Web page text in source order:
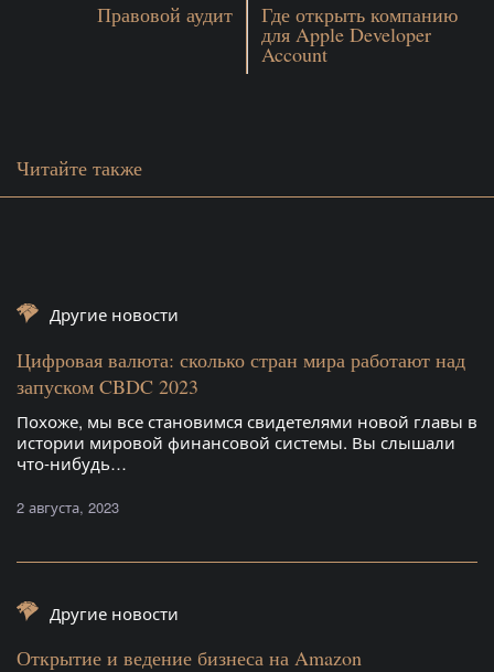
Правовой аудит Где открыть компанию
для Apple Developer
Account
Читайте также
Другие новости
Цифровая валюта: сколько стран мира работают над
запуском CBDC 2023
Похоже, мы все становимся свидетелями новой главы в
истории мировой финансовой системы. Вы слышали
что-нибудь…
2 августа, 2023
Другие новости
Открытие и ведение бизнеса на Amazon